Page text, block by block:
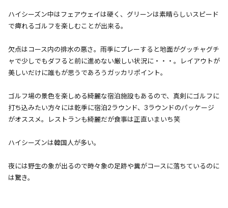
ハイシーズン中はフェアウェイは硬く、グリーンは素晴らしいスピード
で痺れるゴルフを楽しむことが出来る。
欠点はコース内の排水の悪さ。雨季にプレーすると地面がグッチャグチ
ャで少しでもダフると前に進めない厳しい状況に・・・。レイアウトが
美しいだけに誰もが思うであろうガッカリポイント。
ゴルフ場の景色を楽しめる綺麗な宿泊施設もあるので、真剣にゴルフに
打ち込みたい方々には乾季に宿泊2ラウンド、3ラウンドのパッケージ
がオススメ。レストランも綺麗だが食事は正直いまいち笑
ハイシーズンは韓国人が多い。
夜には野生の象が出るので時々象の足跡や糞がコースに落ちているのに
は驚き。